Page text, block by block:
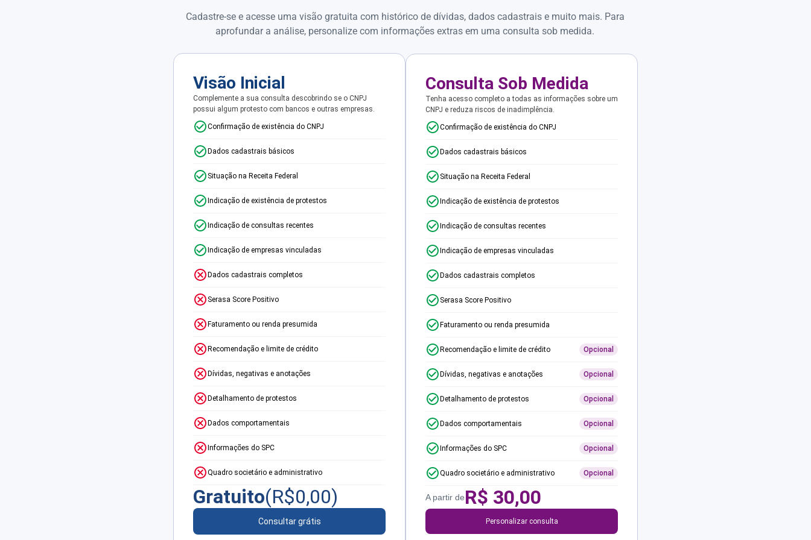
Cadastre-se e acesse uma visão gratuita com histórico de dívidas, dados cadastrais e muito mais. Para
aprofundar a análise, personalize com informações extras em uma consulta sob medida.
Visão Inicial
Complemente a sua consulta descobrindo se o CNPJ
possui algum protesto com bancos e outras empresas.
Confirmação de existência do CNPJ
Dados cadastrais básicos
Situação na Receita Federal
Indicação de existência de protestos
Indicação de consultas recentes
Indicação de empresas vinculadas
Dados cadastrais completos
Serasa Score Positivo
Faturamento ou renda presumida
Recomendação e limite de crédito
Dívidas, negativas e anotações
Detalhamento de protestos
Dados comportamentais
Informações do SPC
Quadro societário e administrativo
Gratuito(R$0,00)
Consultar grátis
Consulta Sob Medida
Tenha acesso completo a todas as informações sobre um
CNPJ e reduza riscos de inadimplência.
Confirmação de existência do CNPJ
Dados cadastrais básicos
Situação na Receita Federal
Indicação de existência de protestos
Indicação de consultas recentes
Indicação de empresas vinculadas
Dados cadastrais completos
Serasa Score Positivo
Faturamento ou renda presumida
Recomendação e limite de crédito Opcional
Dívidas, negativas e anotações Opcional
Detalhamento de protestos Opcional
Dados comportamentais Opcional
Informações do SPC Opcional
Quadro societário e administrativo Opcional
A partir deR$ 30,00
Personalizar consulta